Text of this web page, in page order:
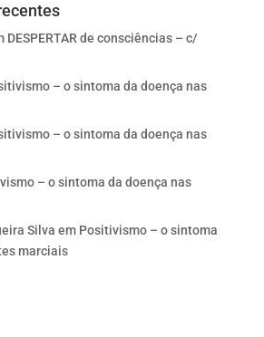
DESPERTAR de consciências – c/
– o sintoma da doença nas
– o sintoma da doença nas
– o sintoma da doença nas
Silva em Positivismo – o sintoma
marciais